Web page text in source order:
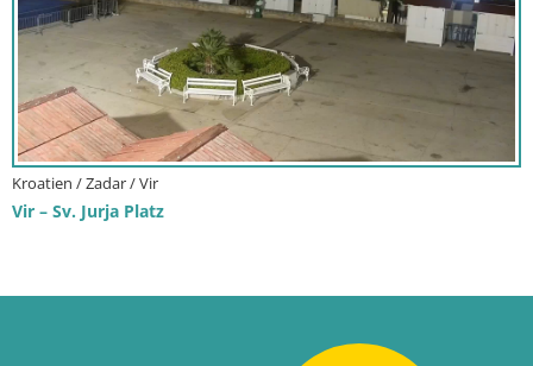
Kroatien / Zadar / Vir
Vir – Sv. Jurja Platz